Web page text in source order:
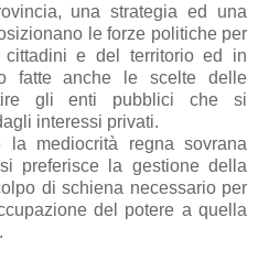
una strategia ed una
le forze politiche per
e del territorio ed in
fatte anche le scelte delle
gli enti pubblici che si
interessi privati.
la mediocrità regna sovrana
preferisce la gestione della
di schiena necessario per
del potere a quella